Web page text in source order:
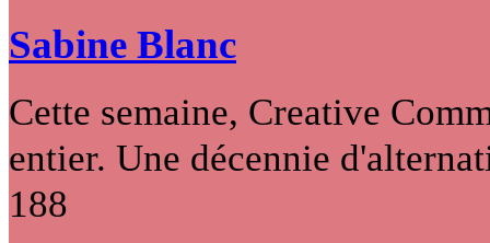
Sabine Blanc
Cette semaine, Creative
entier. Une décennie
188